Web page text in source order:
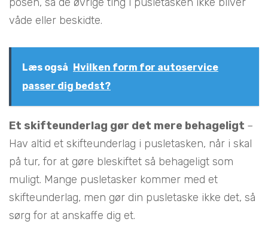
våde eller beskidte.
Læs også
Hvilken form for autoservice
passer dig bedst?
Et skifteunderlag gør det mere behageligt –
Hav altid et skifteunderlag i pusletasken, når i skal
på tur, for at gøre bleskiftet så behageligt som
muligt. Mange pusletasker kommer med et
skifteunderlag, men gør din pusletaske ikke det, så
sørg for at anskaffe dig et.